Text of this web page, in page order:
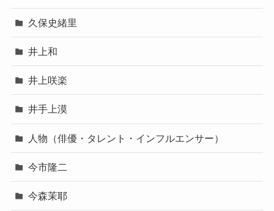
久保史緒里
井上和
井上咲楽
井手上漠
人物（俳優・タレント・インフルエンサー）
今市隆二
今森茉耶